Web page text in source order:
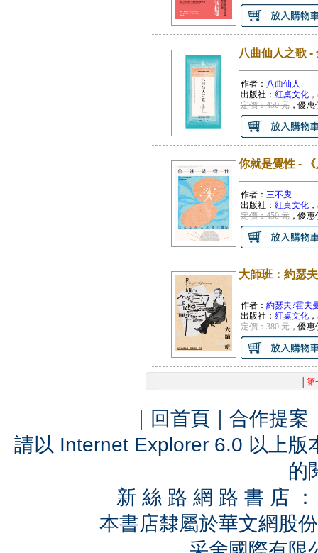
八曲仙人之歌 -
作者： 八曲仙人
出版社： 紅桌文化
定價：450 元，優惠
你就是覺性 -
作者： 三不叟
出版社： 紅桌文化
定價：450 元，優惠
大師班：約瑟
作者： 約瑟夫?霍夫
出版社： 紅桌文化
定價：380 元，優惠
第
｜ 回首頁 ｜ 合作提案
請以 Internet Explorer 6.0 以上
的
新 絲 路 網 路 書 店
本書店隸屬於華文網股